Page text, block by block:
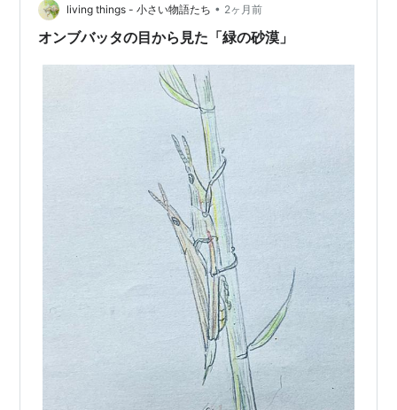
living things - 小さい物語たち • 2ヶ月前
オンブバッタの目から見た「緑の砂漠」